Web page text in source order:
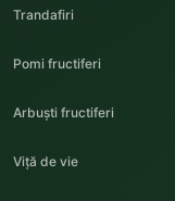
Trandafiri
Pomi fructiferi
Arbuști fructiferi
Viță de vie